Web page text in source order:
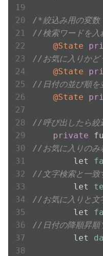
/*絞込み用の変数
//検索ワードを入
@State
//お気に入りかど
@State
//日付の並び順を
@State
//呼び出したら絞
private
//お気に入りのみ
        let
//文字検索と一致
        let
//お気に入りと文
        let
//日付の降順昇順
        let